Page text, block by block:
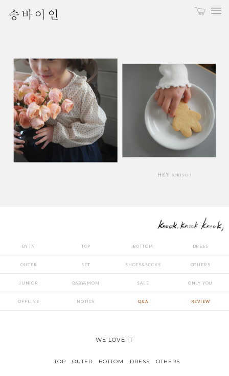
BY IN TOP BOTTOM DRESS
OUTER SET SHOES&SOCKS OTHERS
JUNIOR BABY&MOM SALE ONLY YOU
OFFLINE NOTICE Q&A REVIEW
WE LOVE IT
TOP OUTER BOTTOM DRESS OTHERS